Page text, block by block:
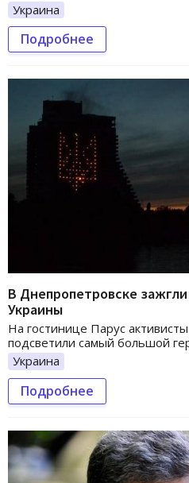
Украина
Подробнее
В Днепропетровске
Украины
На гостинице Парус
подсветили самый большой
Украина
Подробнее